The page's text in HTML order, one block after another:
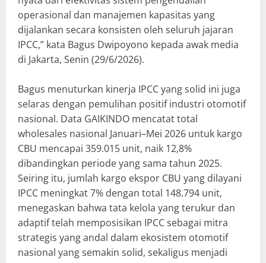
operasional dan manajemen kapasitas yang
dijalankan secara konsisten oleh seluruh jajaran
IPCC,” kata Bagus Dwipoyono kepada awak media
di Jakarta, Senin (29/6/2026).
Bagus menuturkan kinerja IPCC yang solid ini juga
selaras dengan pemulihan positif industri otomotif
nasional. Data GAIKINDO mencatat total
wholesales nasional Januari–Mei 2026 untuk kargo
CBU mencapai 359.015 unit, naik 12,8%
dibandingkan periode yang sama tahun 2025.
Seiring itu, jumlah kargo ekspor CBU yang dilayani
IPCC meningkat 7% dengan total 148.794 unit,
menegaskan bahwa tata kelola yang terukur dan
adaptif telah memposisikan IPCC sebagai mitra
strategis yang andal dalam ekosistem otomotif
nasional yang semakin solid, sekaligus menjadi